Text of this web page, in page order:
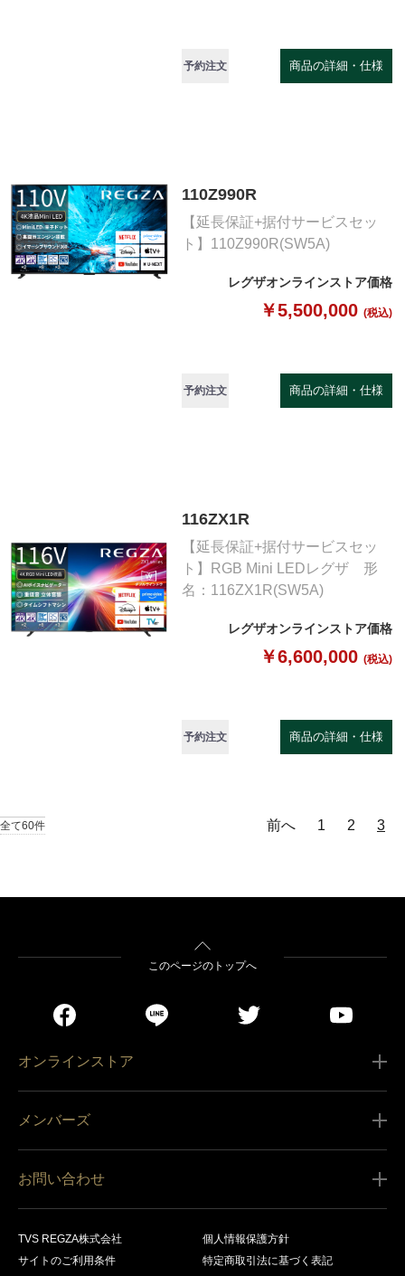
予約注文 商品の詳細・仕様
110Z990R
【延長保証+据付サービスセッ
ト】110Z990R(SW5A)
レグザオンラインストア価格
￥5,500,000 (税込)
予約注文 商品の詳細・仕様
116ZX1R
【延長保証+据付サービスセッ
ト】RGB Mini LEDレグザ 形
名：116ZX1R(SW5A)
レグザオンラインストア価格
￥6,600,000 (税込)
予約注文 商品の詳細・仕様
全て60件 前へ 1 2 3
このページのトップへ
オンラインストア
営業日カレンダー
メンバーズ
会員規約
商品登録
お問い合わせ
TVS REGZA株式会社
個人情報保護方針
サイトのご利用条件
特定商取引法に基づく表記